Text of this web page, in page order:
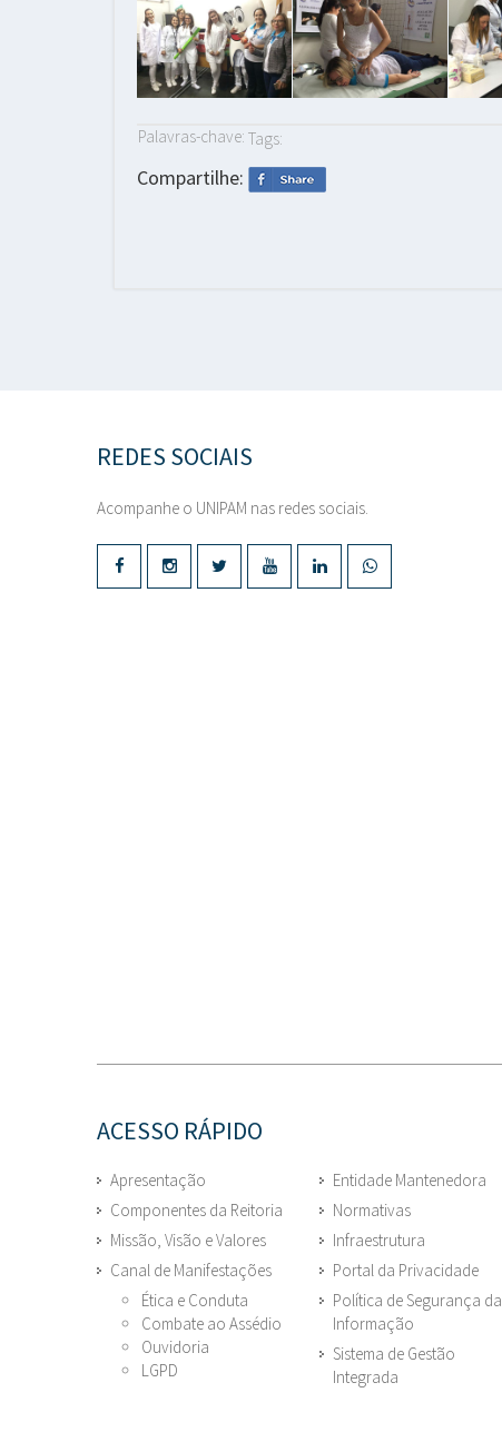
Palavras-chave: Tags:
Compartilhe:
REDES SOCIAIS
Acompanhe o UNIPAM nas redes sociais.
ACESSO RÁPIDO
Apresentação
Componentes da Reitoria
Missão, Visão e Valores
Canal de Manifestações
Ética e Conduta
Combate ao Assédio
Ouvidoria
LGPD
Entidade Mantenedora
Normativas
Infraestrutura
Portal da Privacidade
Política de Segurança da
Informação
Sistema de Gestão
Integrada